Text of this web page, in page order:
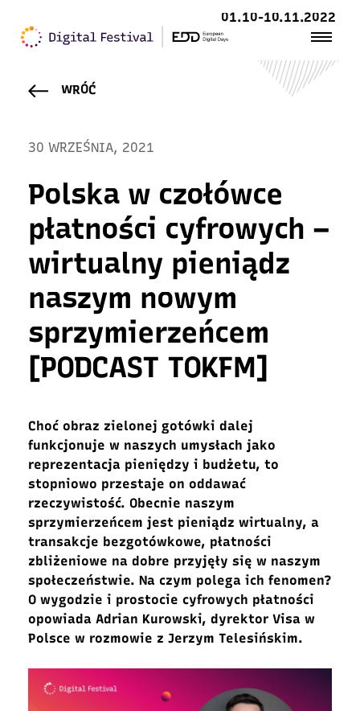
01.10-10.11.2022
WRÓĆ
30 WRZEŚNIA, 2021
Polska w czołówce
płatności cyfrowych –
wirtualny pieniądz
naszym nowym
sprzymierzeńcem
[PODCAST TOKFM]
Choć obraz zielonej gotówki dalej
funkcjonuje w naszych umysłach jako
reprezentacja pieniędzy i budżetu, to
stopniowo przestaje on oddawać
rzeczywistość. Obecnie naszym
sprzymierzeńcem jest pieniądz wirtualny, a
transakcje bezgotówkowe, płatności
zbliżeniowe na dobre przyjęły się w naszym
społeczeństwie. Na czym polega ich fenomen?
O wygodzie i prostocie cyfrowych płatności
opowiada Adrian Kurowski, dyrektor Visa w
Polsce w rozmowie z Jerzym Telesińskim.